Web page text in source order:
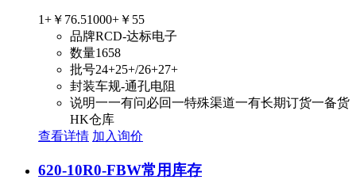
1+ ￥76.51000+ ￥55
品牌RCD-达标电子
数量1658
批号24+25+/26+27+
封装车规-通孔电阻
说明一一有问必回一特殊渠道一有长期订货一备货
HK仓库
查看详情 加入询价
620-10R0-FBW常用库存